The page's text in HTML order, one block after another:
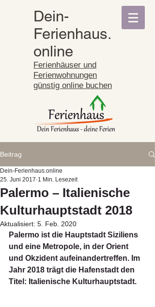
Dein-
Ferienhaus.
online
Ferienhäuser und
Ferienwohnungen
günstig online buchen
Beitrag
Palermo – Italienische
Kulturhauptstadt 2018
Dein-Ferienhaus.online
25. Juni 2017 1 Min. Lesezeit
Aktualisiert: 5. Feb. 2020
Palermo ist die Hauptstadt Siziliens
und eine Metropole, in der Orient
und Okzident aufeinandertreffen. Im
Jahr 2018 trägt die Hafenstadt den
Titel: Italienische Kulturhauptstadt.